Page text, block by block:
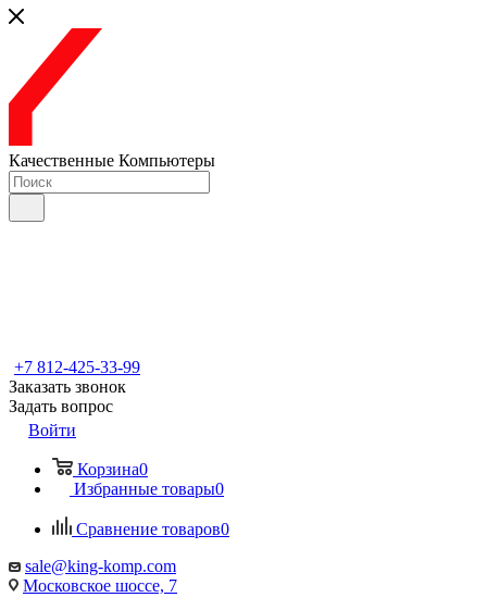
Качественные Компьютеры
+7 812-425-33-99
Заказать звонок
Задать вопрос
Войти
Корзина0
Избранные товары0
Сравнение товаров0
sale@king-komp.com
Московское шоссе, 7